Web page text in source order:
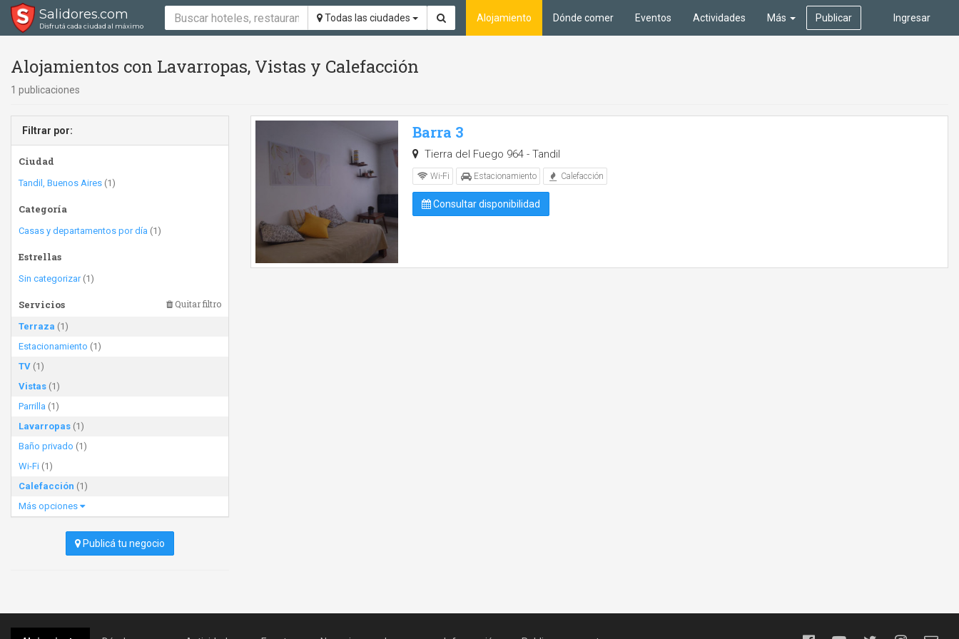
Salidores.com
Disfrutá cada ciudad al máximo
Todas las ciudades Ingresar
Alojamiento Dónde comer Eventos Actividades Más Publicar
Alojamientos con Lavarropas, Vistas y Calefacción
1 publicaciones
Filtrar por:
Ciudad
Tandil, Buenos Aires (1)
Categoría
Casas y departamentos por día (1)
Estrellas
Sin categorizar(1)
Servicios Quitar filtro
Terraza (1)
Estacionamiento (1)
TV (1)
Vistas (1)
Parrilla (1)
Lavarropas (1)
Baño privado (1)
Wi-Fi (1)
Calefacción (1)
Más opciones
Publicá tu negocio
Barra 3
Tierra del Fuego 964 - Tandil
Wi-Fi Estacionamiento Calefacción
Consultar disponibilidad